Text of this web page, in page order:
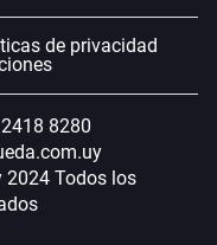
de privacidad
8280
2024 Todos los